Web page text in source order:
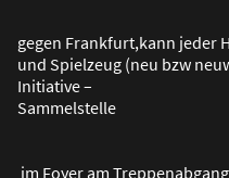
gegen Frankfurt,kann jeder
und Spielzeug (neu bzw
Initiative –
im Foyer am